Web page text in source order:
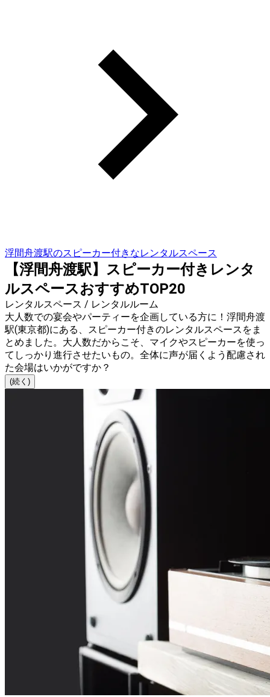
浮間舟渡駅のスピーカー付きなレンタルスペース
【浮間舟渡駅】スピーカー付きレンタ
ルスペースおすすめTOP20
レンタルスペース / レンタルルーム
大人数での宴会やパーティーを企画している方に！浮間舟渡
駅(東京都)にある、スピーカー付きのレンタルスペースをま
とめました。大人数だからこそ、マイクやスピーカーを使っ
てしっかり進行させたいもの。全体に声が届くよう配慮され
た会場はいかがですか？
(続く)